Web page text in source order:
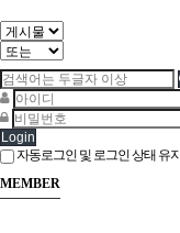
Login
자동로그인 및 로그인 상태 유지
MEMBER